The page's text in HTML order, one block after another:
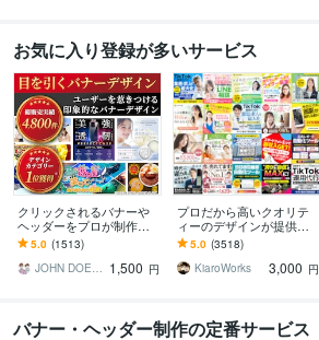
お気に入り登録が多いサービス
クリックされるバナーや
ヘッダーをプロが制作し
ます デザイン歴20年以上
のプロが反応率を意識し
た設計で制作
5.0 (1513)
JOHN DOE＠販売実績4800件以上 1,500 円
プロだから高いクオリテ
ィーのデザインが提供で
きます 【メインビジュア
ルやバナーの制作 3000
円！】
5.0 (3518)
KiaroWorks
3,000 円
バナー・ヘッダー制作の定番サービス